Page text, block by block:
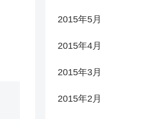
2015年5月
2015年4月
2015年3月
2015年2月